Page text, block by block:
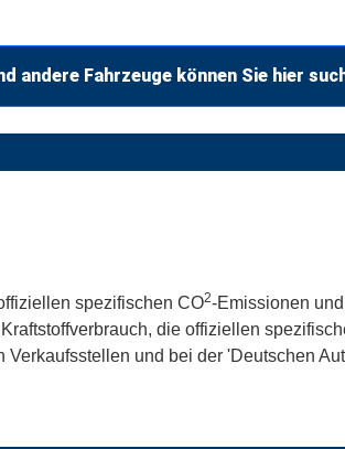
andere Fahrzeuge können Sie hier
spezifischen CO2-Emissionen
die offiziellen
und bei der 'Deutschen